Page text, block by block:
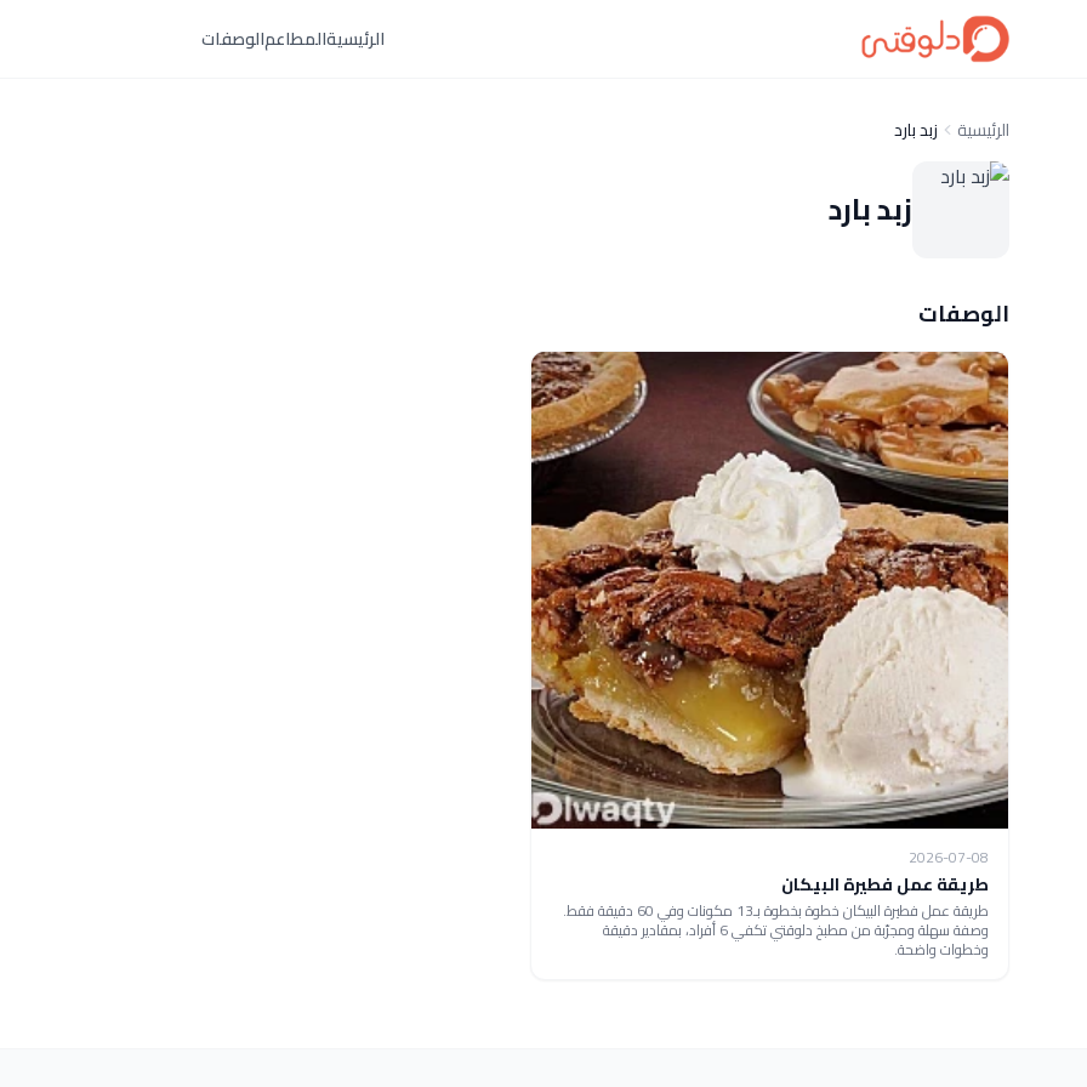
الرئيسيةالمطاعمالوصفات
الرئيسية زبد بارد
زبد بارد
الوصفات
2026-07-08
طريقة عمل فطيرة البيكان
طريقة عمل فطيرة البيكان خطوة بخطوة بـ13 مكونات وفي 60 دقيقة فقط.
وصفة سهلة ومجرّبة من مطبخ دلوقتي تكفي 6 أفراد، بمقادير دقيقة
وخطوات واضحة.